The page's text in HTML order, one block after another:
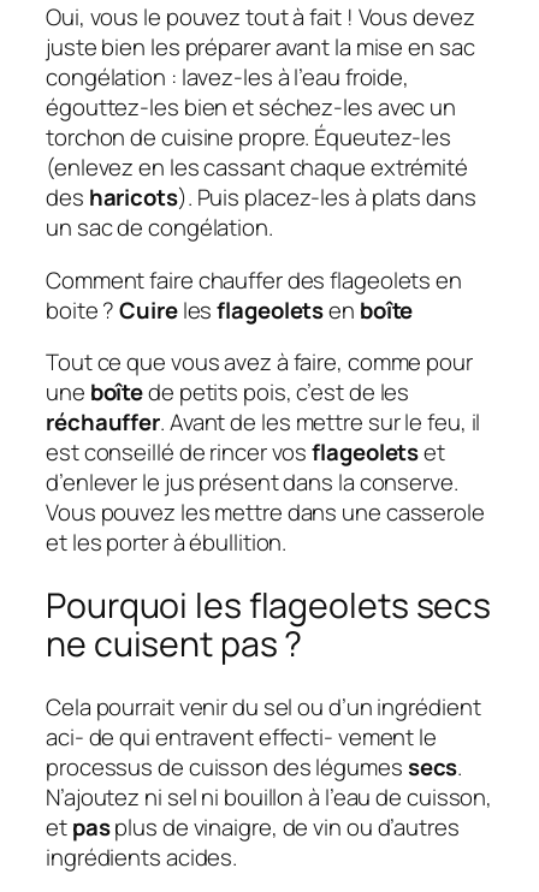
Oui, vous le pouvez tout à fait ! Vous devez
juste bien les préparer avant la mise en sac
congélation : lavez-les à l’eau froide,
égouttez-les bien et séchez-les avec un
torchon de cuisine propre. Équeutez-les
(enlevez en les cassant chaque extrémité
des haricots). Puis placez-les à plats dans
un sac de congélation.
Comment faire chauffer des flageolets en
boite ?Cuirelesflageoletsen boîte
Tout ce que vous avez à faire, comme pour
une boîtede petits pois, c’est de les
réchauffer. Avant de les mettre sur le feu, il
est conseillé de rincer vosflageoletset
d’enlever le jus présent dans la conserve.
Vous pouvez les mettre dans une casserole
et les porter à ébullition.
Pourquoi les flageolets secs
ne cuisent pas ?
Cela pourrait venir du sel ou d’un ingrédient
aci- de qui entravent effecti- vement le
processus de cuisson des légumessecs.
N’ajoutez ni sel ni bouillon à l’eau de cuisson,
etpasplus de vinaigre, de vin ou d’autres
ingrédients acides.